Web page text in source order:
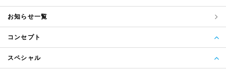
お知らせ一覧
コンセプト
スペシャル